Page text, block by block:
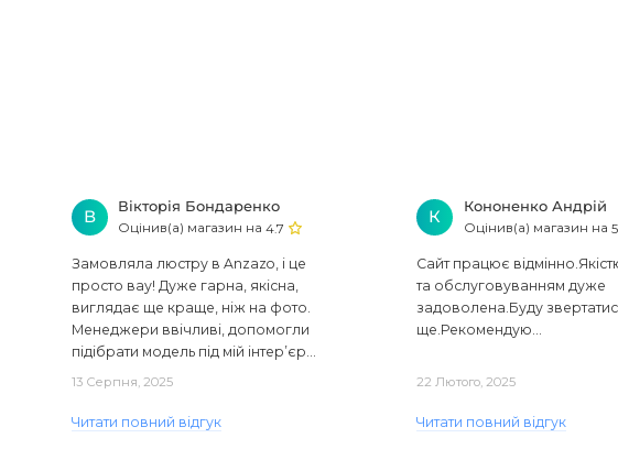
В
Вікторія Бондаренко
Оцінив(а) магазин на4.7
Замовляла люстру в Anzazo, і це
просто вау! Дуже гарна, якісна,
виглядає ще краще, ніж на фото.
Менеджери ввічливі, допомогли
підібрати модель під мій інтер’єр...
13 Серпня, 2025
Читати повний відгук
К
Кононенко Андрій
Оцінив(а) магазин на
Сайт працює
та обслуговуванням дуже
задоволена.Буду
ще.Рекомендую...
22 Лютого, 2025
Читати повний відгук